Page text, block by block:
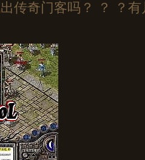
传奇门客吗？ ？ ？